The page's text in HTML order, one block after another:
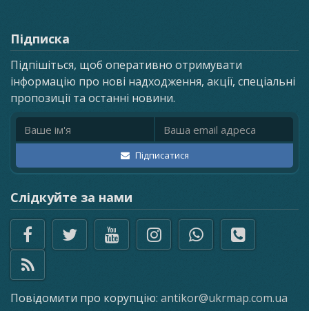
Підписка
Підпішіться, щоб оперативно отримувати
інформацію про нові надходження, акції, спеціальні
пропозиції та останні новини.
Ім'я Email адреса
Підписатися
Слідкуйте за нами
Повідомити про корупцію: antikor@ukrmap.com.ua